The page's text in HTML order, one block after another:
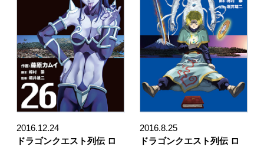
2016.12.24
ドラゴンクエスト列伝 ロ
2016.8.25
ドラゴンクエスト列伝 ロ